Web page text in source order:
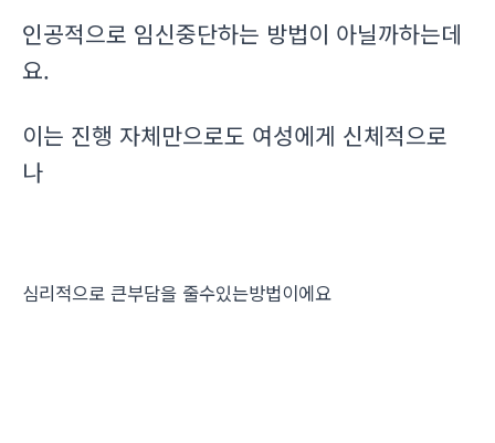
인공적으로 임신중단하는 방법이 아닐까하는데
요.
이는 진행 자체만으로도 여성에게 신체적으로
나
심리적으로 큰부담을 줄수있는방법이에요